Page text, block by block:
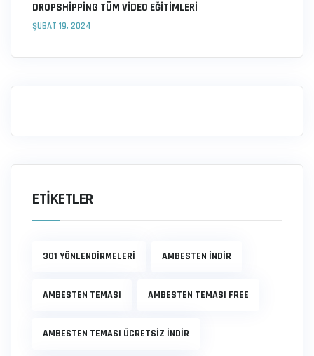
DROPSHIPPING TÜM VIDEO EĞITIMLERI
ŞUBAT 19, 2024
ETIKETLER
301 YÖNLENDIRMELERI AMBESTEN INDIR
AMBESTEN TEMASI AMBESTEN TEMASI FREE
AMBESTEN TEMASI ÜCRETSIZ INDIR